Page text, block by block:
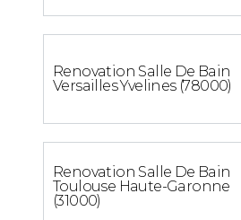
Renovation Salle De Bain
Versailles Yvelines (78000)
Renovation Salle De Bain
Toulouse Haute-Garonne
(31000)